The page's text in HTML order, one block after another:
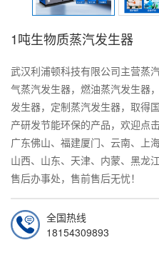
1吨生物质蒸汽发生器
武汉利浦顿科技有限公司主营蒸
气蒸汽发生器，燃油蒸汽发生器
发生器，定制蒸汽发生器，取得
产研发节能环保的产品，欢迎点
广东佛山、福建厦门、云南、上
山西、山东、天津、内蒙、黑龙
售后办事处，售前售后无忧！
全国热线
18154309893